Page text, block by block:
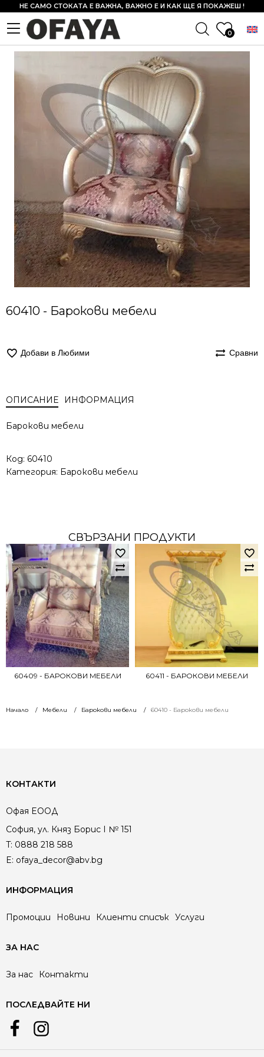
0
НЕ САМО СТОКАТА Е ВАЖНА, ВАЖНО Е И КАК ЩЕ Я ПОКАЖЕШ !
Начало Мебели Барокови мебели 60410 - Барокови мебели
60410 - Барокови мебели
Добави в Любими Сравни
ОПИСАНИЕ ИНФОРМАЦИЯ
Барокови мебели
Код: 60410
Категория: Барокови мебели
СВЪРЗАНИ ПРОДУКТИ
60409 - БАРОКОВИ МЕБЕЛИ 60411 - БАРОКОВИ МЕБЕЛИ
КОНТАКТИ
Офая EООД
София, ул. Княз Борис I № 151
T: 0888 218 588
E: ofaya_decor@abv.bg
ИНФОРМАЦИЯ
Промоции Новини Клиенти списък Услуги
ЗА НАС
За нас Контакти
ПОСЛЕДВАЙТЕ НИ